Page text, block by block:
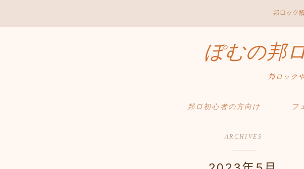
邦ロック
ぽむの邦
邦ロック
邦ロ初心者の方向け フ
ARCHIVES